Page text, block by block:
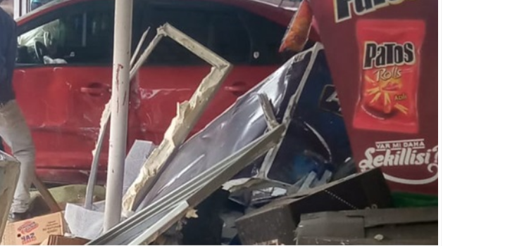
Başkan Akpınar’dan Doğu
Gelişim Planı için acil çağrı
Büyükşehir’den, Dulkadiroğlu
Menderes Mahallesi’nde
Kesintisiz Asfalt Mesaisi
Büyükşehir’den LGS Günü
Öğrenci ve Velilere Tam